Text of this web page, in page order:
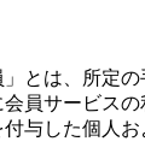
とは、所定
員サービス
与した個人